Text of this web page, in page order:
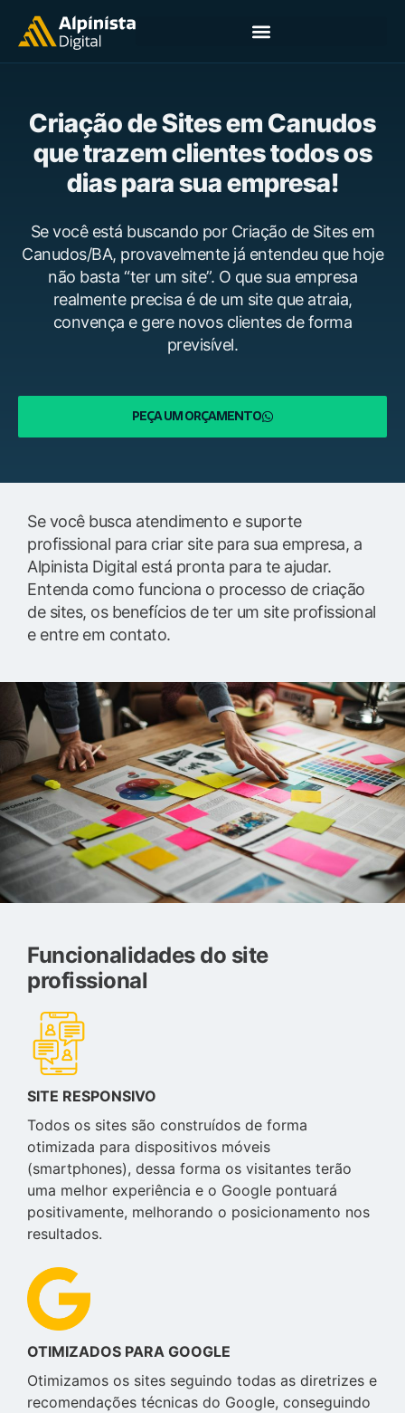
Criação de Sites em Canudos
que trazem clientes todos os
dias para sua empresa!
Se você está buscando por Criação de Sites em
Canudos/BA, provavelmente já entendeu que hoje
não basta “ter um site”. O que sua empresa
realmente precisa é de um site que atraia,
convença e gere novos clientes de forma
previsível.
PEÇA UM ORÇAMENTO
Se você busca atendimento e suporte
profissional para criar site para sua empresa, a
Alpinista Digital está pronta para te ajudar.
Entenda como funciona o processo de criação
de sites, os benefícios de ter um site profissional
e entre em contato.
Funcionalidades do site
profissional
SITE RESPONSIVO
Todos os sites são construídos de forma
otimizada para dispositivos móveis
(smartphones), dessa forma os visitantes terão
uma melhor experiência e o Google pontuará
positivamente, melhorando o posicionamento nos
resultados.
OTIMIZADOS PARA GOOGLE
Otimizamos os sites seguindo todas as diretrizes e
recomendações técnicas do Google, conseguindo